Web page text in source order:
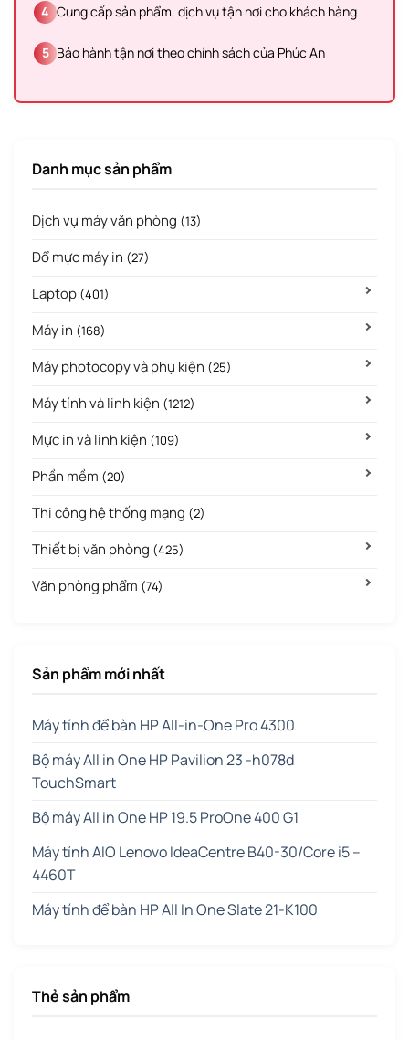
4 Cung cấp sản phẩm, dịch vụ tận nơi cho khách hàng
5 Bảo hành tận nơi theo chính sách của Phúc An
Danh mục sản phẩm
Dịch vụ máy văn phòng (13)
Đổ mực máy in (27)
Laptop (401)
Máy in (168)
Máy photocopy và phụ kiện (25)
Máy tính và linh kiện (1212)
Mực in và linh kiện (109)
Phần mềm (20)
Thi công hệ thống mạng (2)
Thiết bị văn phòng (425)
Văn phòng phẩm (74)
Sản phẩm mới nhất
Máy tính để bàn HP All-in-One Pro 4300
Bộ máy All in One HP Pavilion 23 -h078d
TouchSmart
Bộ máy All in One HP 19.5 ProOne 400 G1
Máy tính AIO Lenovo IdeaCentre B40-30/Core i5 –
4460T
Máy tính để bàn HP All In One Slate 21-K100
Thẻ sản phẩm